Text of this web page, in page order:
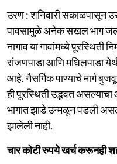
उरण : शनिवारी सकाळपासून
पावसामुळे अनेक सखल भाग
नागाव या गावांमध्ये पूरस्थिती
रांजणपाडा आणि मधिलपाडा
आहे. नैसर्गिक पाण्याचे मार्ग
ही पूरस्थिती उद्भवत
भागात झाडे उन्मळून पडली
झालेली नाही.
चार कोटी रुपये खर्च करूनही